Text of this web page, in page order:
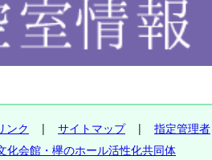
ンク | サイトマップ| 指定管理者
化会館・欅のホール活性化共同体